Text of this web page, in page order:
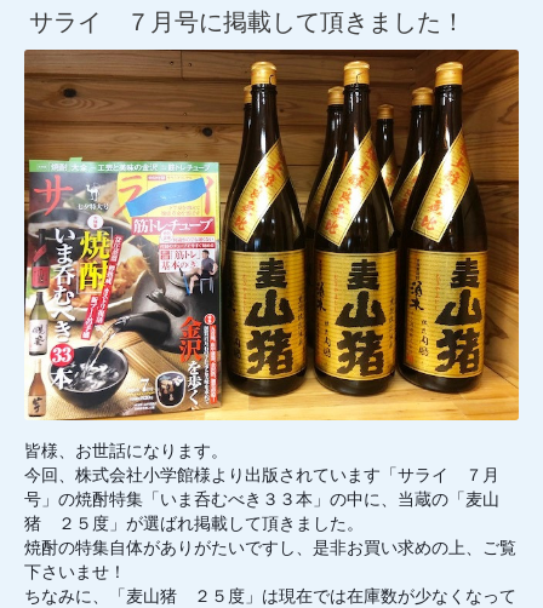
サライ ７月号に掲載して頂きました！
皆様、お世話になります。
今回、株式会社小学館様より出版されています「サライ ７月
号」の焼酎特集「いま呑むべき３３本」の中に、当蔵の「麦山
猪 ２５度」が選ばれ掲載して頂きました。
焼酎の特集自体がありがたいですし、是非お買い求めの上、ご覧
下さいませ！
ちなみに、「麦山猪 ２５度」は現在では在庫数が少なくなって